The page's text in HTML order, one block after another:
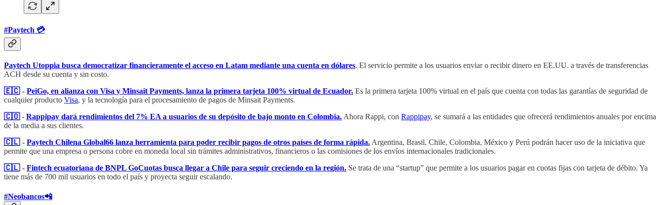
#Paytech 💳
Paytech Utoppia busca democratizar financieramente el acceso en Latam mediante una cuenta en dólares. El servicio permite a los usuarios enviar o recibir dinero en EE.UU. a través de transferencias
ACH desde su cuenta y sin costo.
🇪🇨 - PeiGo, en alianza con Visa y Minsait Payments, lanza la primera tarjeta 100% virtual de Ecuador. Es la primera tarjeta 100% virtual en el país que cuenta con todas las garantías de seguridad de
cualquier producto Visa, y la tecnología para el procesamiento de pagos de Minsait Payments.
🇨🇴- Rappipay dará rendimientos del 7% EA a usuarios de su depósito de bajo monto en Colombia. Ahora Rappi, con Rappipay, se sumará a las entidades que ofrecerá rendimientos anuales por encima
de la media a sus clientes.
🇨🇱- Paytech Chilena Global66 lanza herramienta para poder recibir pagos de otros países de forma rápida. Argentina, Brasil, Chile, Colombia, México y Perú podrán hacer uso de la iniciativa que
permite que una empresa o persona cobre en moneda local sin trámites administrativos, financieros o las comisiones de los envíos internacionales tradicionales.
🇨🇱- Fintech ecuatoriana de BNPL GoCuotas busca llegar a Chile para seguir creciendo en la región. Se trata de una “startup” que permite a los usuarios pagar en cuotas fijas con tarjeta de débito. Ya
tiene más de 700 mil usuarios en todo el país y proyecta seguir escalando.
#Neobancos📲